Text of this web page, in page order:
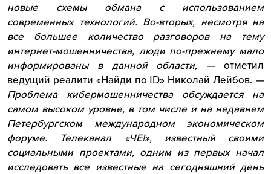
новые схемы обмана с использованием
современных технологий. Во-вторых, несмотря на
все большее количество разговоров на тему
интернет-мошенничества, люди по-прежнему мало
информированы в данной области, — отметил
ведущий реалити «Найди по ID» Николай Лейбов. —
Проблема кибермошенничества обсуждается на
самом высоком уровне, в том числе и на недавнем
Петербургском международном экономическом
форуме. Телеканал «ЧЕ!», известный своими
социальными проектами, одним из первых начал
исследовать все известные на сегодняшний день